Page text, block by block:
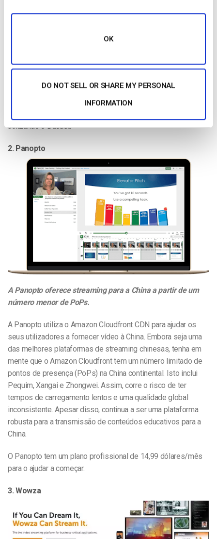
OK
DO NOT SELL OR SHARE MY PERSONAL
INFORMATION
largura de banda.O preço do Dacast começa em 39 dólares
a China do Dacast em todos os planos.
utilizando o Dacast.
2. Panopto
A Panopto oferece streaming para a China a partir de um
número menor de PoPs.
A Panopto utiliza o Amazon Cloudfront CDN para ajudar os
seus utilizadores a fornecer vídeo à China. Embora seja uma
das melhores plataformas de streaming chinesas, tenha em
mente que o Amazon Cloudfront tem um número limitado de
pontos de presença (PoPs) na China continental. Isto inclui
Pequim, Xangai e Zhongwei. Assim, corre o risco de ter
tempos de carregamento lentos e uma qualidade global
inconsistente. Apesar disso, continua a ser uma plataforma
robusta para a transmissão de conteúdos educativos para a
China.
O Panopto tem um plano profissional de 14,99 dólares/mês
para o ajudar a começar.
3. Wowza